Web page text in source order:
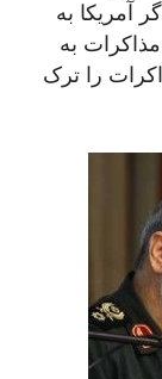
آمریکا به
تحقیر در مذاکرات به
را ترک